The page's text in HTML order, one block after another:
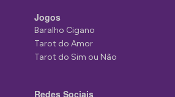
Jogos
Baralho Cigano
Tarot do Amor
Tarot do Sim ou Não
Redes Sociais